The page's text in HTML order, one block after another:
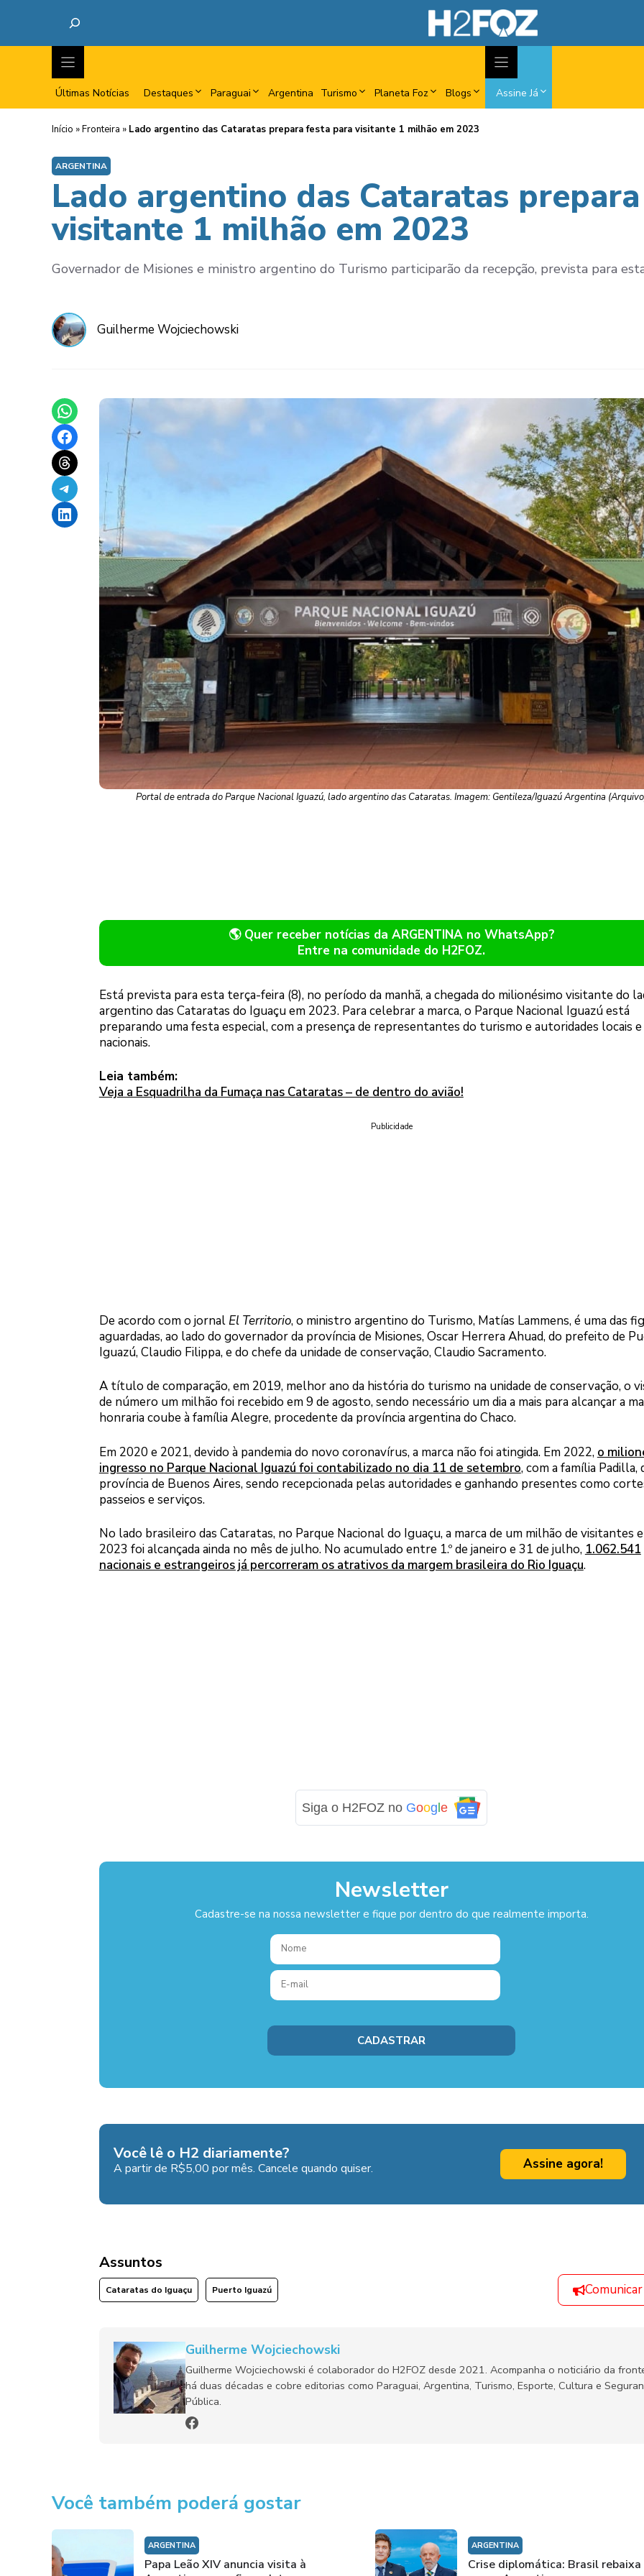
Últimas Notícias Destaques Paraguai Argentina Turismo Planeta Foz Blogs Assine Já
Início »Fronteira » Lado argentino das Cataratas prepara festa para visitante 1 milhão em 2023
ARGENTINA
Lado argentino das Cataratas
visitante 1 milhão em 2023
Governador de Misiones e ministro argentino do Turismo participarão da recepção, prevista para
Guilherme Wojciechowski
Share on WhatsApp
Share on Facebook
Share on Threads
Share on Telegram
Share on LinkedIn
Portal de entrada do Parque Nacional Iguazú, lado argentino das Cataratas. Imagem: Gentileza/Iguazú Argentina
🌎 Quer receber notícias da ARGENTINA no WhatsApp?
Entre na comunidade do H2FOZ.
Está prevista para esta terça-feira (8), no período da manhã, a chegada do milionésimo visitante do
argentino das Cataratas do Iguaçu em 2023. Para celebrar a marca, o Parque Nacional Iguazú está
preparando uma festa especial, com a presença de representantes do turismo e autoridades locais e
nacionais.
Leia também:
Veja a Esquadrilha da Fumaça nas Cataratas – de dentro do avião!
Publicidade
De acordo com o jornalEl Territorio, o ministro argentino do Turismo, Matías Lammens, é uma das
aguardadas, ao lado do governador da província de Misiones, Oscar Herrera Ahuad, do prefeito de
Iguazú, Claudio Filippa, e do chefe da unidade de conservação, Claudio Sacramento.
A título de comparação, em 2019, melhor ano da história do turismo na unidade de conservação, o
de número um milhão foi recebido em 9 de agosto, sendo necessário um dia a mais para alcançar a
honraria coube à família Alegre, procedente da província argentina do Chaco.
Em 2020 e 2021, devido à pandemia do novo coronavírus, a marca não foi atingida. Em 2022, o
ingresso no Parque Nacional Iguazú foi contabilizado no dia 11 de setembro, com a família Padilla,
província de Buenos Aires, sendo recepcionada pelas autoridades e ganhando presentes como
passeios e serviços.
No lado brasileiro das Cataratas, no Parque Nacional do Iguaçu, a marca de um milhão de visitantes
2023 foi alcançada ainda no mês de julho. No acumulado entre 1.º de janeiro e 31 de julho, 1.062.541
nacionais e estrangeiros já percorreram os atrativos da margem brasileira do Rio Iguaçu.
Siga o H2FOZ no Goog le
Newsletter
Cadastre-se na nossa newsletter e fique por dentro do que realmente importa.
Você lê o H2 diariamente?
A partir de R$5,00 por mês. Cancele quando quiser. Assine agora!
Assuntos
Cataratas do Iguaçu Puerto Iguazú
Guilherme Wojciechowski
Guilherme Wojciechowski é colaborador do H2FOZ desde 2021. Acompanha o noticiário da
há duas décadas e cobre editorias como Paraguai, Argentina, Turismo, Esporte, Cultura e
Pública.
Você também poderá gostar
ARGENTINA
Papa Leão XIV anuncia visita à
ARGENTINA
Crise diplomática: Brasil